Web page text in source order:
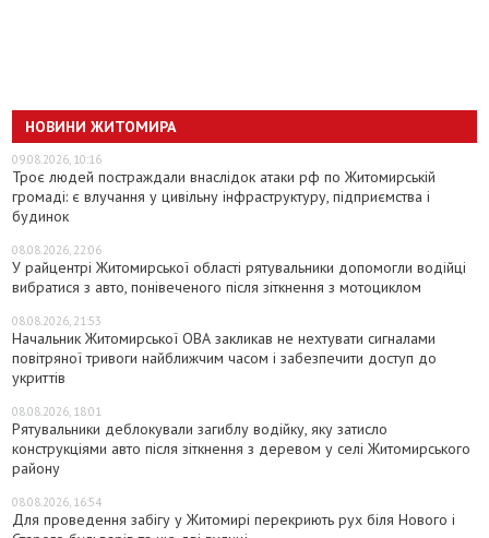
НОВИНИ ЖИТОМИРА
09.08.2026, 10:16
Троє людей постраждали внаслідок атаки рф по Житомирській
громаді: є влучання у цивільну інфраструктуру, підприємства і
будинок
08.08.2026, 22:06
У райцентрі Житомирської області рятувальники допомогли водійці
вибратися з авто, понівеченого після зіткнення з мотоциклом
08.08.2026, 21:53
Начальник Житомирської ОВА закликав не нехтувати сигналами
повітряної тривоги найближчим часом і забезпечити доступ до
укриттів
08.08.2026, 18:01
Рятувальники деблокували загиблу водійку, яку затисло
конструкціями авто після зіткнення з деревом у селі Житомирського
району
08.08.2026, 16:54
Для проведення забігу у Житомирі перекриють рух біля Нового і